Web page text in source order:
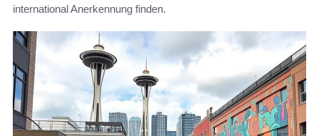
international Anerkennung finden.